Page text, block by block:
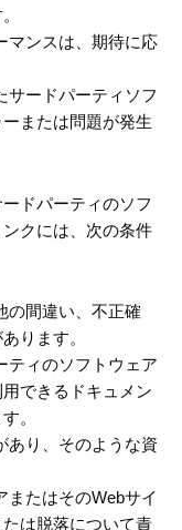
マンスは、期待に応
サードパーティソフ
または問題が発生
ドパーティのソフ
クには、次の条件
の間違い、不正確
ります。
ティのソフトウェア
できるドキュメン
。
あり、そのような資
またはそのWebサイ
は脱落について責